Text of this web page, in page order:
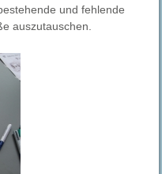
und fehlende
auszutauschen.